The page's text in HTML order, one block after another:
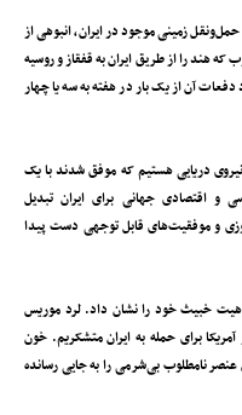
زمینی موجود در ایران، انبوهی از
هند را از طریق ایران به قفقاز و روسیه
آن از یک بار در هفته به سه یا چهار
دریایی هستیم که موفق شدند با یک
اقتصادی جهانی برای ایران تبدیل
و موفقیت‌های قابل توجهی دست پیدا
ماهیت خبیث خود را نشان داد. لرد موریس
برای حمله به ایران متشکریم. خون
نامطلوب بی‌شرمی را به جایی رسانده